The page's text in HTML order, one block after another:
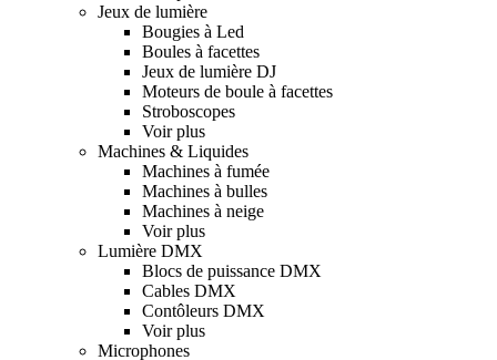
Jeux de lumière
Bougies à Led
Boules à facettes
Jeux de lumière DJ
Moteurs de boule à facettes
Stroboscopes
Voir plus
Machines & Liquides
Machines à fumée
Machines à bulles
Machines à neige
Voir plus
Lumière DMX
Blocs de puissance DMX
Cables DMX
Contôleurs DMX
Voir plus
Microphones